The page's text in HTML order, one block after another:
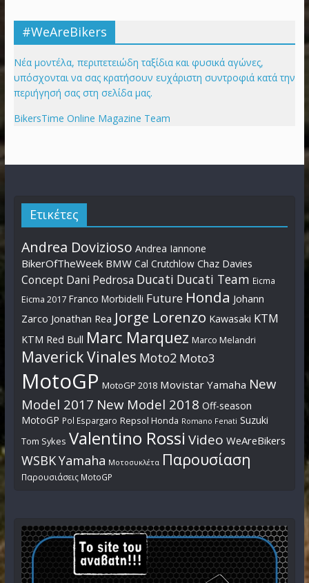
#WeAreBikers
Νέα μοντέλα, περιπετειώδη ταξίδια και φυσικά αγώνες,
υπόσχονται να σας κρατήσουν ευχάριστη συντροφιά κατά την
περιήγησή σας στη σελίδα μας.
BikersTime Online Magazine Team
Ετικέτες
Andrea Dovizioso Andrea Iannone
BikerOfTheWeek BMW Cal Crutchlow Chaz Davies
Concept Dani Pedrosa Ducati Ducati Team Eicma
Eicma 2017 Franco Morbidelli Future Honda Johann
Zarco Jonathan Rea Jorge Lorenzo Kawasaki KTM
KTM Red Bull Marc Marquez Marco Melandri
Maverick Vinales Moto2 Moto3
MotoGP MotoGP 2018 Movistar Yamaha New
Model 2017 New Model 2018 Off-season
MotoGP Pol Espargaro Repsol Honda Romano Fenati Suzuki
Tom Sykes Valentino Rossi Video WeAreBikers
WSBKYamaha Μοτοσυκλέτα Παρουσίαση
Παρουσιάσεις MotoGP